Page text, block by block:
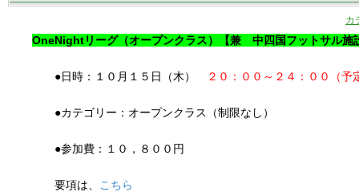
カ
OneNightリーグ（オープンクラス）【兼 中四国フットサル施
●日時：１０月１５日（木） ２０：００～２４：００（予
●カテゴリー：オープンクラス（制限なし）
●参加費：１０，８００円
要項は、 こちら